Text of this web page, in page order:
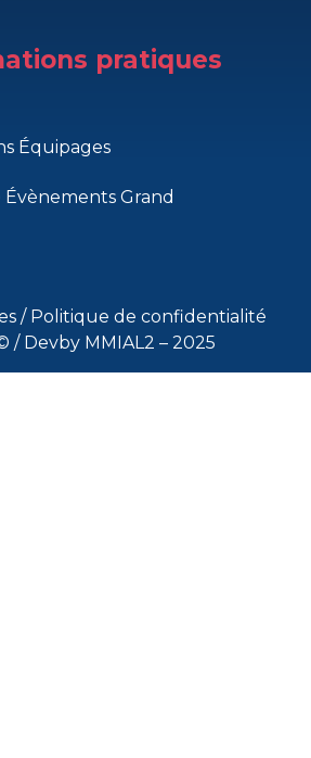
Équipages
Grand
pratiques
/ Politique de confidentialité
/ Devby MMIAL2 – 2025